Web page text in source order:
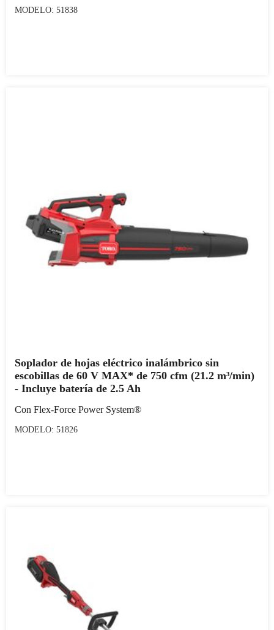
MODELO: 51838
Soplador de hojas eléctrico inalámbrico sin
escobillas de 60 V MAX* de 750 cfm (21.2 m³/min)
- Incluye batería de 2.5 Ah
Con Flex-Force Power System®
MODELO: 51826